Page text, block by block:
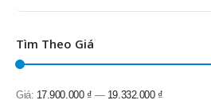
Tìm Theo Giá
Giá: 17.900.000 ₫ — 19.332.000 ₫